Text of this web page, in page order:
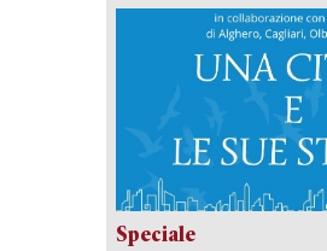
Speciale